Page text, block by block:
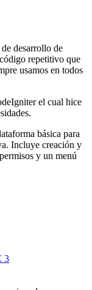
desarrollo de
repetitivo que
usamos en todos
el cual hice
básica para
Incluye creación y
y un menú
3